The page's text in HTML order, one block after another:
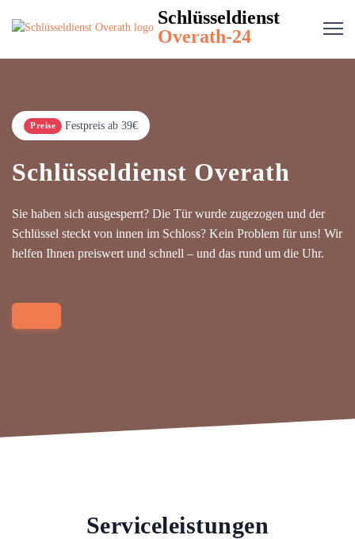
Schlüsseldienst
Overath-24
Preise Festpreis ab 39€
Schlüsseldienst Overath
Sie haben sich ausgesperrt? Die Tür wurde zugezogen und der
Schlüssel steckt von innen im Schloss? Kein Problem für uns! Wir
helfen Ihnen preiswert und schnell – und das rund um die Uhr.
Serviceleistungen